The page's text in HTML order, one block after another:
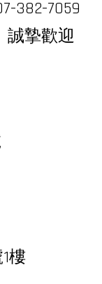
382-7059
誠摯歡迎
樓